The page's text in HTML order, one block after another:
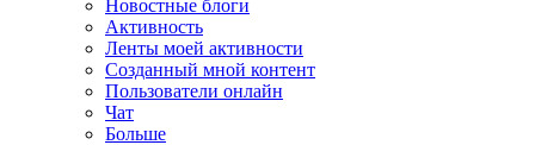
Новостные блоги
Активность
Ленты моей активности
Созданный мной контент
Пользователи онлайн
Чат
Больше